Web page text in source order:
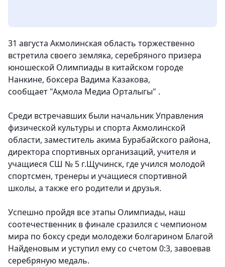
31 августа Акмолинская область торжественно
встретила своего земляка, серебряного призера
юношеской Олимпиады в китайском городе
Нанкине, боксера Вадима Казакова,
сообщает "Ақмола Медиа Орталыгы" .
Среди встречавших были начальник Управления
физической культуры и спорта Акмолинской
области, заместитель акима Бурабайского района,
директора спортивных организаций, учителя и
учащиеся СШ № 5 г.Щучинск, где учился молодой
спортсмен, тренеры и учащиеся спортивной
школы, а также его родители и друзья.
Успешно пройдя все этапы Олимпиады, наш
соотечественник в финале сразился с чемпионом
мира по боксу среди молодежи болгарином Благой
Найденовым и уступил ему со счетом 0:3, завоевав
серебряную медаль.